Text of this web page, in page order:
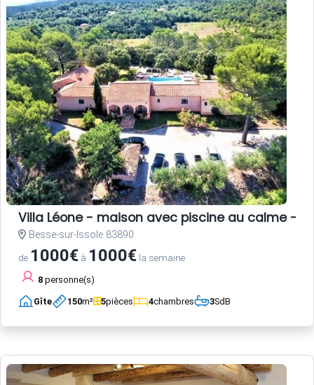
Villa Léone - maison avec piscine au calme -
Besse-sur-Issole 83890
de 1000€ à 1000€ la semaine
8 personne(s)
Gîte 150m² 5pièces 4chambres 3SdB